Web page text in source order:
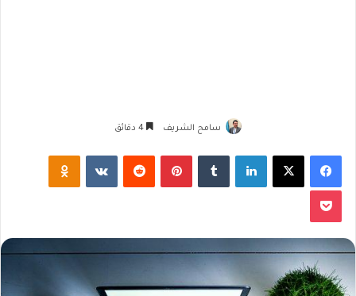
سامح الشريف
فيسبوك لينكدإن بينتيريست